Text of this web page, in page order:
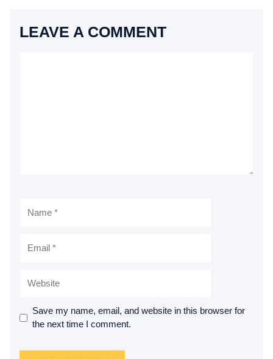
LEAVE A COMMENT
Save my name, email, and website in this browser for
the next time I comment.